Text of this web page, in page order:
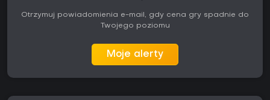
Otrzymuj powiadomienia e-mail, gdy cena gry spadnie do
Twojego poziomu
Moje alerty